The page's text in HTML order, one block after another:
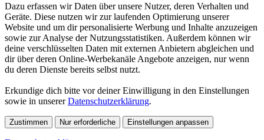
Dazu erfassen wir Daten über unsere Nutzer, deren Verhalten und
Geräte. Diese nutzen wir zur laufenden Optimierung unserer
Website und um dir personalisierte Werbung und Inhalte anzuzeigen
sowie zur Analyse der Nutzungsstatistiken. Außerdem können wir
deine verschlüsselten Daten mit externen Anbietern abgleichen und
dir über deren Online-Werbekanäle Angebote anzeigen, nur wenn
du deren Dienste bereits selbst nutzt.
Erkundige dich bitte vor deiner Einwilligung in den Einstellungen
sowie in unsererDatenschutzerklärung.
Zustimmen Nur erforderliche Einstellungen anpassen